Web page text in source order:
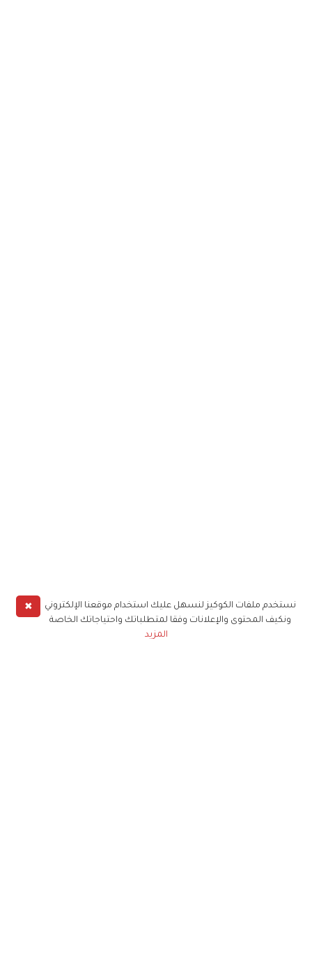
✖
نستخدم ملفات الكوكيز لنسهل عليك استخدام موقعنا الإلكتروني
ونكيف المحتوى والإعلانات وفقا لمتطلباتك واحتياجاتك الخاصة
المزيد